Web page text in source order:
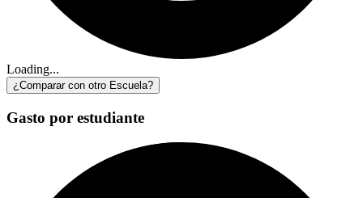
Loading...
¿Comparar con otro Escuela?
Gasto por estudiante